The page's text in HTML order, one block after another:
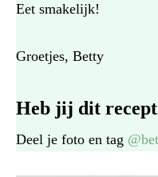
Eet smakelijk!
Groetjes, Betty
Heb jij dit recept
Deel je foto en tag